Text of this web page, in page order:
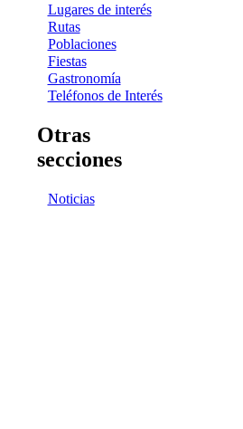
Lugares de interés
Rutas
Poblaciones
Fiestas
Gastronomía
Teléfonos de Interés
Otras
secciones
Noticias